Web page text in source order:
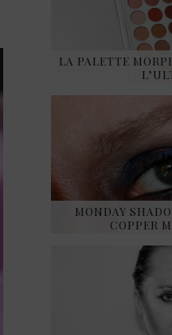
LA PALETTE
MONDAY
COPPER